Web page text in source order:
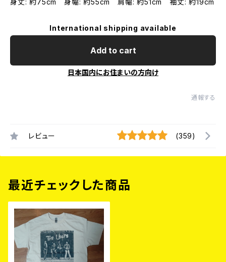
身丈: 約75cm 身幅: 約55cm 肩幅: 約51cm 袖丈: 約19cm
International shipping available
Add to cart
日本国内にお住まいの方向け
通報する
レビュー (359)
最近チェックした商品